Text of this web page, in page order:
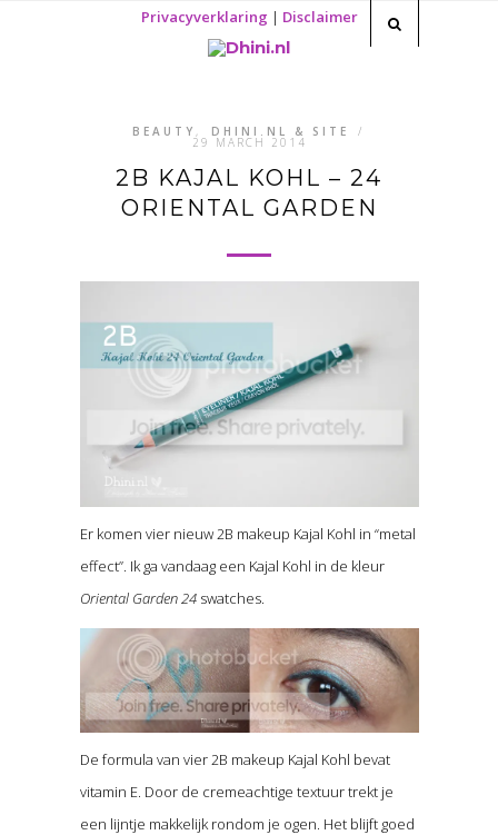
Privacyverklaring | Disclaimer
BEAUTY , DHINI.NL & SITE /
29 MARCH 2014
2B KAJAL KOHL – 24
ORIENTAL GARDEN
Er komen vier nieuw 2B makeup Kajal Kohl in “metal
effect”. Ik ga vandaag een Kajal Kohl in de kleur
Oriental Garden 24swatches.
De formula van vier 2B makeup Kajal Kohl bevat
vitamin E. Door de cremeachtige textuur trekt je
een lijntje makkelijk rondom je ogen. Het blijft goed